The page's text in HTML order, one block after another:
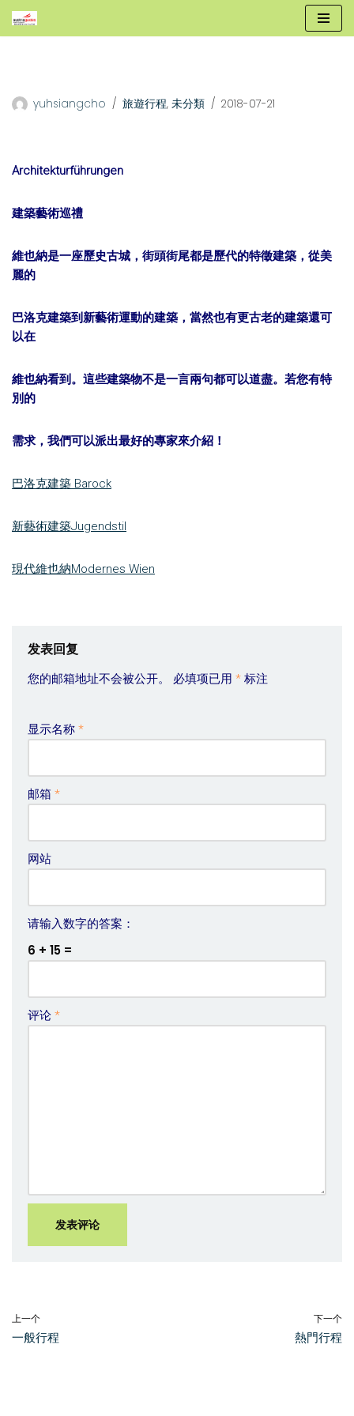
文
yuhsiangcho 旅遊行程, 未分類 2018-07-21
Architekturführungen
建築藝術巡禮
維也納是一座歷史古城，街頭街尾都是歷代的特徵建築，從美
麗的
巴洛克建築到新藝術運動的建築，當然也有更古老的建築還可
以在
維也納看到。這些建築物不是一言兩句都可以道盡。若您有特
別的
需求，我們可以派出最好的專家來介紹！
巴洛克建築 Barock
新藝術建築Jugendstil
現代維也納Modernes Wien
发表回复
您的邮箱地址不会被公开。 必填项已用 * 标注
显示名称 *
邮箱 *
网站
请输入数字的答案：
6 + 15 =
评论 *
上一个
一般行程
下一个
熱門行程